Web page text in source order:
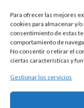
Para ofrecer las mejores
cookies para almacenar y/
consentimiento de estas
comportamiento de
No consentir o retirar el
ciertas características y
Gestionar los servicios
MARCO FOTOS